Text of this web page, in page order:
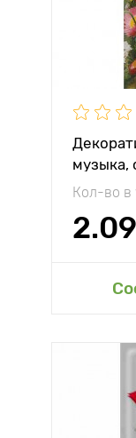
музыка,
Кол-во в
2.09